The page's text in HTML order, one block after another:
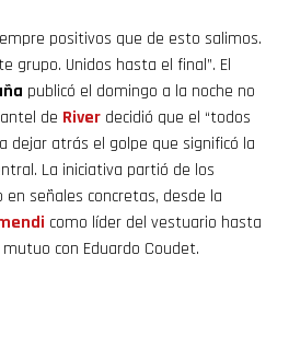
positivos que de esto salimos.
grupo. Unidos hasta el final”. El
publicó el domingo a la noche no
de River decidió que el “todos
dejar atrás el golpe que significó la
La iniciativa partió de los
señales concretas, desde la
como líder del vestuario hasta
con Eduardo Coudet.